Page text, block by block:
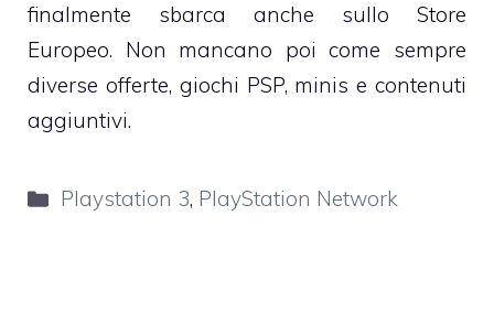
finalmente sbarca anche sullo Store
Europeo. Non mancano poi come sempre
diverse offerte, giochi PSP, minis e contenuti
aggiuntivi.
Categorie
Playstation 3, PlayStation Network